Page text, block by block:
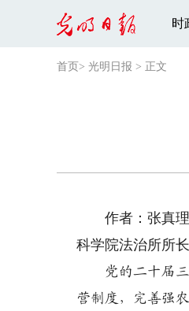
时
首页 > 光明日报 > 正文
作者：张真理
科学院法治所所长
党的二十届三
营制度，完善强